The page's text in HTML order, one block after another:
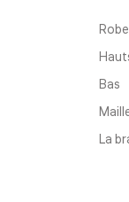
Bas
La